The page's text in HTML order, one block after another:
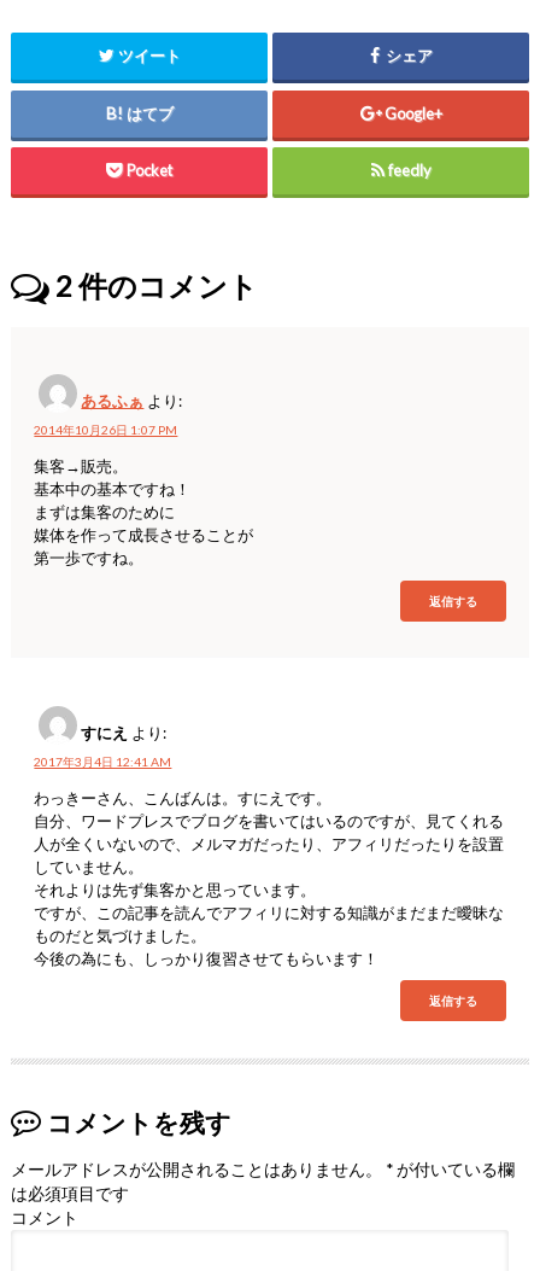
ツイート シェア
はてブ Google+
Pocket feedly
2件のコメント
あるふぁ より:
2014年10月26日 1:07 PM
集客→販売。
基本中の基本ですね！
まずは集客のために
媒体を作って成長させることが
第一歩ですね。
返信する
すにえ より:
2017年3月4日 12:41 AM
わっきーさん、こんばんは。すにえです。
自分、ワードプレスでブログを書いてはいるのですが、見てくれる
人が全くいないので、メルマガだったり、アフィリだったりを設置
していません。
それよりは先ず集客かと思っています。
ですが、この記事を読んでアフィリに対する知識がまだまだ曖昧な
ものだと気づけました。
今後の為にも、しっかり復習させてもらいます！
返信する
コメントを残す
メールアドレスが公開されることはありません。 *が付いている欄
は必須項目です
コメント